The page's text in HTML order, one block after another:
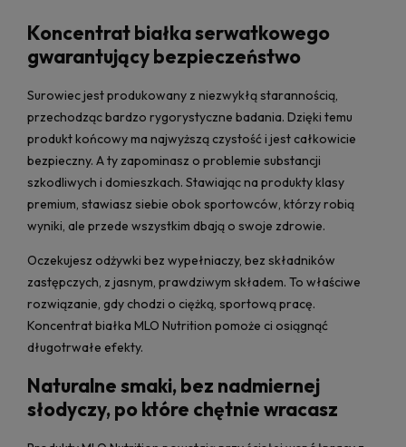
Koncentrat białka serwatkowego
gwarantujący bezpieczeństwo
Surowiec jest produkowany z niezwykłą starannością,
przechodząc bardzo rygorystyczne badania. Dzięki temu
produkt końcowy ma najwyższą czystość i jest całkowicie
bezpieczny. A ty zapominasz o problemie substancji
szkodliwych i domieszkach. Stawiając na produkty klasy
premium, stawiasz siebie obok sportowców, którzy robią
wyniki, ale przede wszystkim dbają o swoje zdrowie.
Oczekujesz odżywki bez wypełniaczy, bez składników
zastępczych, z jasnym, prawdziwym składem. To właściwe
rozwiązanie, gdy chodzi o ciężką, sportową pracę.
Koncentrat białka MLO Nutrition pomoże ci osiągnąć
długotrwałe efekty.
Naturalne smaki, bez nadmiernej
słodyczy, po które chętnie wracasz